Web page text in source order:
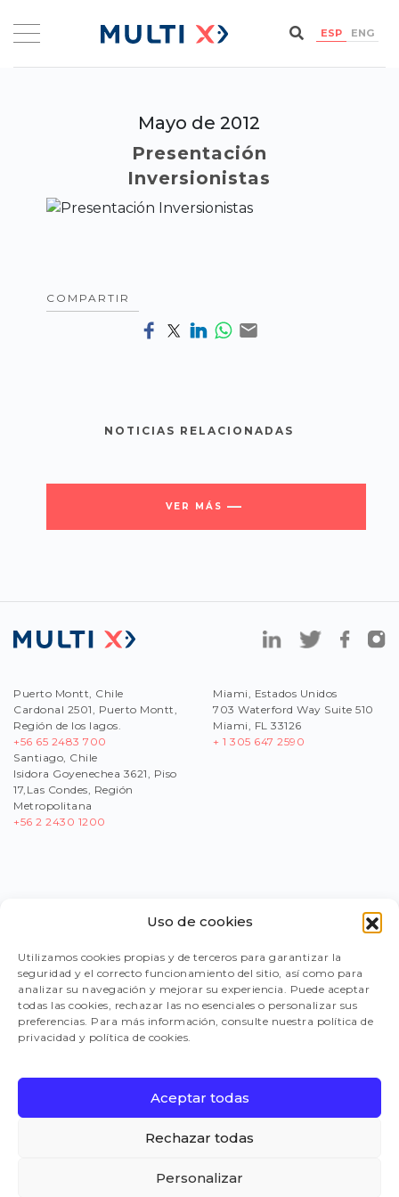
Uso de cookies
Utilizamos cookies propias y de terceros para garantizar la
seguridad y el correcto funcionamiento del sitio, así como para
analizar su navegación y mejorar su experiencia. Puede aceptar
todas las cookies, rechazar las no esenciales o personalizar sus
preferencias. Para más información, consulte nuestra política de
privacidad y política de cookies.
Aceptar todas
Rechazar todas
Personalizar
ESP ENG
Mayo de 2012
Presentación
Inversionistas
COMPARTIR
NOTICIAS RELACIONADAS
VER MÁS
Puerto Montt, Chile
Cardonal 2501, Puerto Montt,
Región de los lagos.
+56 65 2483 700
Santiago, Chile
Isidora Goyenechea 3621, Piso
17,Las Condes, Región
Metropolitana
+56 2 2430 1200
Miami, Estados Unidos
703 Waterford Way Suite 510
Miami, FL 33126
+ 1 305 647 2590
PORTAL PROVEEDORES
LEGISLACIÓN
CANAL DE DENUNCIAS